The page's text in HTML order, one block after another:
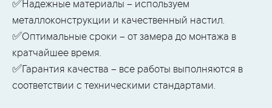
✅Надежные материалы – используем
металлоконструкции и качественный настил.
✅Оптимальные сроки – от замера до монтажа в
кратчайшее время.
✅Гарантия качества – все работы выполняются в
соответствии с техническими стандартами.